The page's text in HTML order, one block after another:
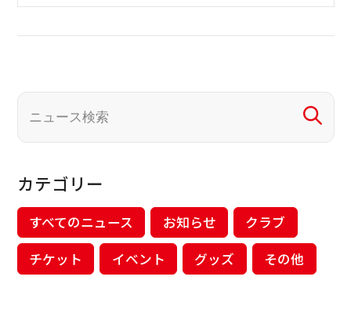
カテゴリー
すべてのニュース お知らせ
クラブ
チケット
イベント グッズ その他